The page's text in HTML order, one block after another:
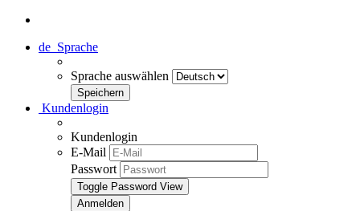
de Sprache
Sprache auswählen
Kundenlogin
Kundenlogin
E-Mail
Passwort
Toggle Password View